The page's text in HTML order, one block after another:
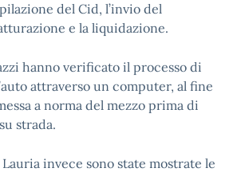
del Cid, l’invio del
e la liquidazione.
hanno verificato il processo di
attraverso un computer, al fine
a norma del mezzo prima di
strada.
invece sono state mostrate le